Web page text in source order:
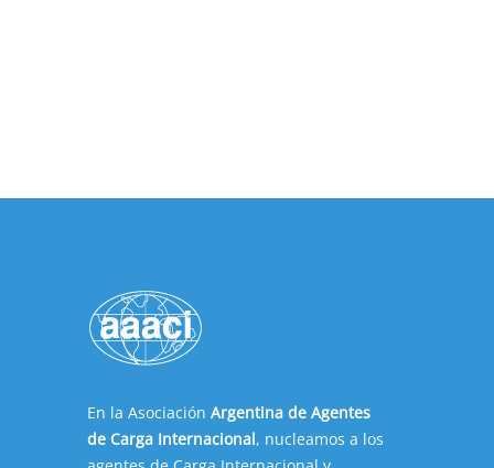
En la Asociación Argentina de Agentes
de Carga Internacional, nucleamos a los